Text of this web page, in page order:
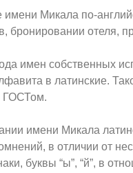
имени Микала по-
бронировании отеля,
имен собственных
в латинские.
ГОСТом.
имени Микала
в отличии от
буквы “ы”, “й”, в